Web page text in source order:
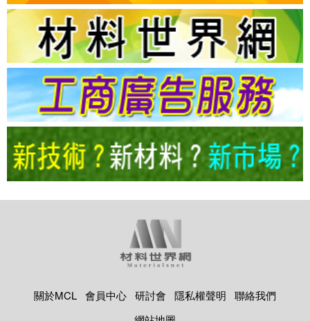
關於MCL 會員中心 研討會 隱私權聲明
聯絡我們